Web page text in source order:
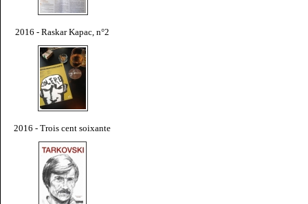
2016 - Raskar Kapac, n°2
2016 - Trois cent soixante